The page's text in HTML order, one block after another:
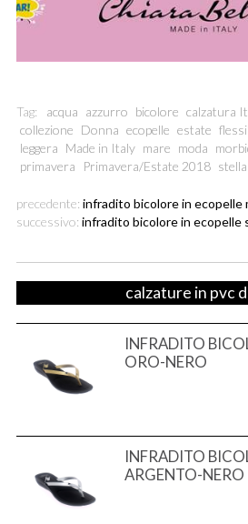
Tag: acqua azzurro bicolore calzatura
collezione Donna ecopelle estate
leggera Made in Italy mare moda
primavera
Primavera/Estate 2018 stella
precedente: infradito bicolore in ecopelle
successivo: infradito bicolore in ecopelle
calzature in pvc
INFRADITO
ORO-NERO
INFRADITO
ARGENTO-NERO